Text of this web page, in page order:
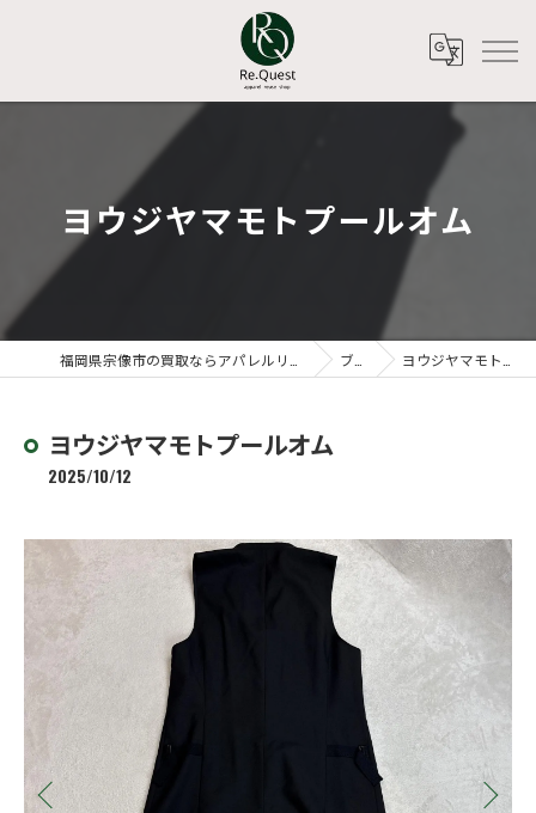
ヨウジヤマモトプールオム
ブログ ヨウジヤマモトプールオム
ヨウジヤマモトプールオム
2025/10/12